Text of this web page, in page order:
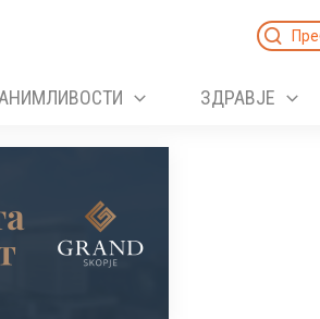
Search
ЗДРАВЈЕ